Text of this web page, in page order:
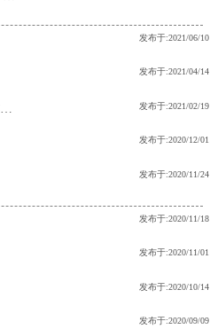
发布于:2021/06/10
发布于:2021/04/14
发布于:2021/02/19
发布于:2020/12/01
发布于:2020/11/24
发布于:2020/11/18
发布于:2020/11/01
发布于:2020/10/14
发布于:2020/09/09